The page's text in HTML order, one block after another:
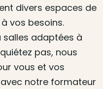
divers espaces de
vos besoins.
salles adaptées à
pas, nous
vous et vos
notre formateur